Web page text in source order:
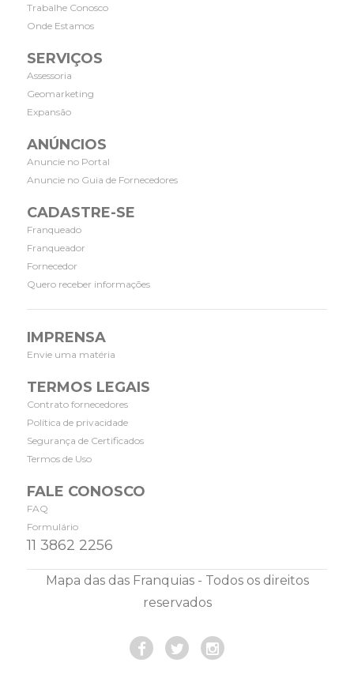
Trabalhe Conosco
Onde Estamos
SERVIÇOS
Assessoria
Geomarketing
Expansão
ANÚNCIOS
Anuncie no Portal
Anuncie no Guia de Fornecedores
CADASTRE-SE
Franqueado
Franqueador
Fornecedor
Quero receber informações
IMPRENSA
Envie uma matéria
TERMOS LEGAIS
Contrato fornecedores
Política de privacidade
Segurança de Certificados
Termos de Uso
FALE CONOSCO
FAQ
Formulário
11 3862 2256
Mapa das das Franquias - Todos os direitos
reservados